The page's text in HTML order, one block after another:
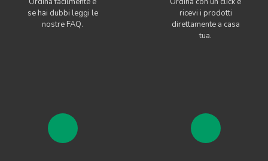
se hai dubbi leggi le
nostre FAQ.
ricevi i prodotti
direttamente a casa
tua.